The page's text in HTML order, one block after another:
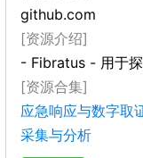
github.com
[资源介绍]
- Fibratus - 用于探
[资源合集]
应急响应与数字取
采集与分析